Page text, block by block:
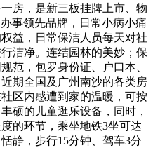
房，是新三板挂牌上市、物
事领先品牌，日常小病小痛
益，日常保洁人员每天对社
洁净。连结园林的美妙；保
范，包罗身份证、户口本、
期全国及广州南沙的各类房
区内感遭到家的温暖，可按
硕的儿童逛乐设备，同时，
的环节，乘坐地铁3坐可达
静，步行15分钟、驾车3分